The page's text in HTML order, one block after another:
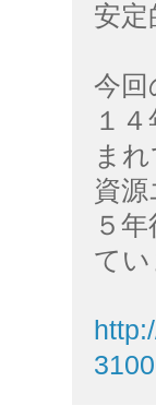
安
今
１
まれ
資源
５
てい